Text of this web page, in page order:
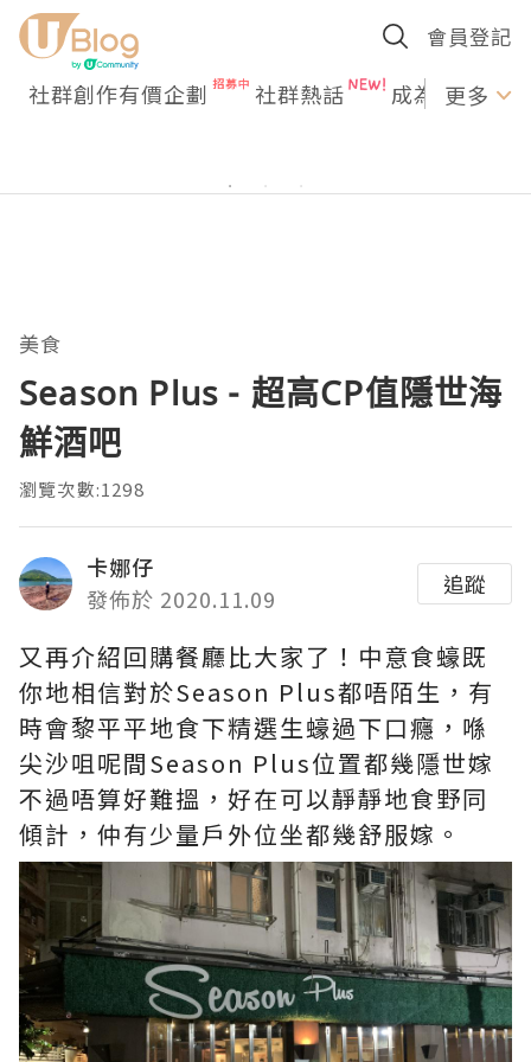
會員登記
社群創作有價企劃 社群熱話 成為U更多
美食
Season Plus - 超高CP值隱世海
鮮酒吧
瀏覽次數:1298
卡娜仔
發佈於 2020.11.09
追蹤
又再介紹回購餐廳比大家了！中意食蠔既
你地相信對於Season Plus都唔陌生，有
時會黎平平地食下精選生蠔過下口癮，喺
尖沙咀呢間Season Plus位置都幾隱世嫁
不過唔算好難搵，好在可以靜靜地食野同
傾計，仲有少量戶外位坐都幾舒服嫁。